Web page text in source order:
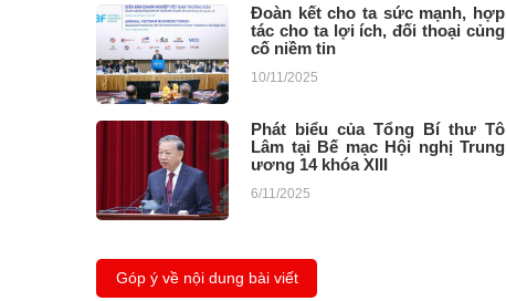
Đoàn kết cho ta sức mạnh, hợp
tác cho ta lợi ích, đối thoại củng
cố niềm tin
10/11/2025
Phát biểu của Tổng Bí thư Tô
Lâm tại Bế mạc Hội nghị Trung
ương 14 khóa XIII
6/11/2025
Góp ý về nội dung bài viết